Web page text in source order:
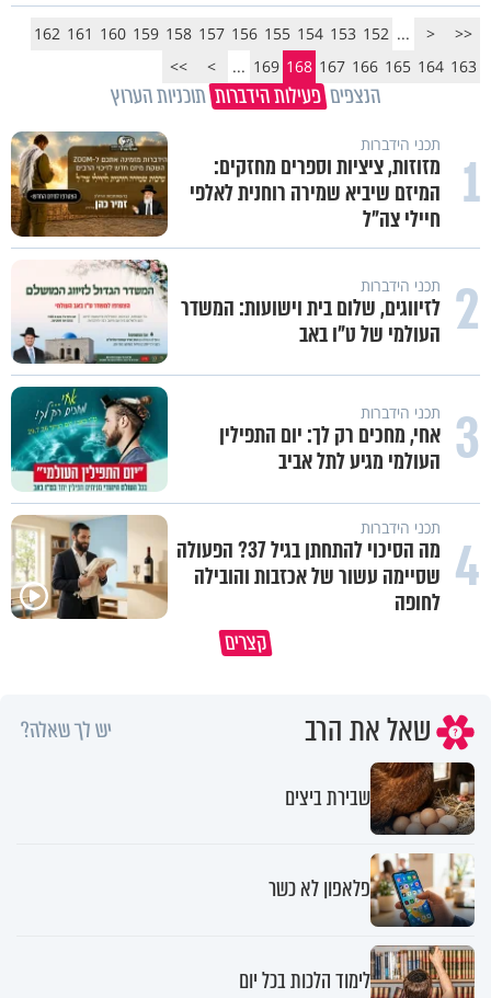
<<
<
...
152
153
154
155
156
157
158
159
160
161
162
163
164
165
166
167
168
169
...
>
>>
הנצפים פעילות הידברות תוכניות הערוץ
1 תכני הידברות
מזוזות, ציציות וספרים מחזקים:
המיזם שיביא שמירה רוחנית לאלפי
חיילי צה"ל
2 תכני הידברות
לזיווגים, שלום בית וישועות: המשדר
העולמי של ט"ו באב
3 תכני הידברות
אחי, מחכים רק לך: יום התפילין
העולמי מגיע לתל אביב
4 תכני הידברות
מה הסיכוי להתחתן בגיל 37? הפעולה
שסיימה עשור של אכזבות והובילה
לחופה
קצרים
באיזה ארץ לומדים יותר גמרא בדרום
שאל את הרב יש לך שאלה?
שבירת ביצים
פלאפון לא כשר
לימוד הלכות בכל יום